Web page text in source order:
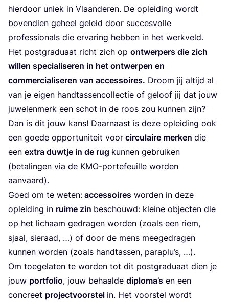
hier­door uniek in Vlaan­de­ren. De oplei­ding wordt
boven­dien geheel geleid door suc­ces­vol­le
pro­fes­si­o­nals die erva­ring heb­ben in het werkveld.
Het post­gra­du­aat richt zich op ont­wer­pers die zich
wil­len spe­ci­a­li­se­ren in het ont­wer­pen en
com­mer­ci­a­li­se­ren van acces­soi­res. Droom jij altijd al
van je eigen hand­tas­sen­col­lec­tie of geloof jij dat jouw
juwe­len­merk een schot in de roos zou kun­nen zijn?
Dan is dit jouw kans! Daar­naast is deze oplei­ding ook
een goe­de oppor­tu­ni­teit voor cir­cu­lai­re mer­ken die
een extra duw­tje in de rug kun­nen gebrui­ken
(beta­lin­gen via de KMO-por­te­feuil­le wor­den
aanvaard).
Goed om te weten: acces­soi­res wor­den in deze
oplei­ding in rui­me zin beschouwd: klei­ne objec­ten die
op het lichaam gedra­gen wor­den (zoals een riem,
sjaal, sie­raad, …) of door de mens mee­ge­dra­gen
kun­nen wor­den (zoals hand­tas­sen, paraplu’s, …).
Om toe­ge­la­ten te wor­den tot dit post­gra­du­aat dien je
jouw port­fo­lio, jouw behaal­de diploma’s en een
con­creet pro­ject­voor­stel in. Het voor­stel wordt